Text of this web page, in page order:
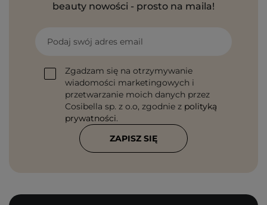
beauty nowości - prosto na maila!
Podaj swój adres email
Zgadzam się na otrzymywanie
wiadomości marketingowych i
przetwarzanie moich danych przez
Cosibella sp. z o.o, zgodnie z polityką
prywatności.
ZAPISZ SIĘ